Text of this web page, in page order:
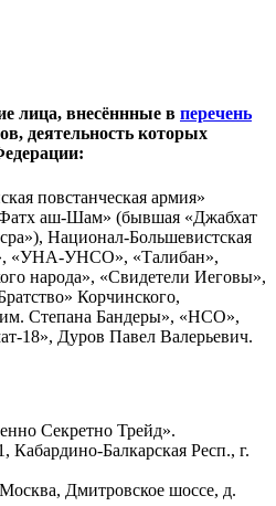
лица, внесённные в перечень
деятельность которых
повстанческая армия»
аш-Шам» (бывшая «Джабхат
Национал-Большевистская
«УНА-УНСО», «Талибан»,
народа», «Свидетели Иеговы»,
Корчинского,
Степана Бандеры», «НСО»,
18», Дуров Павел Валерьевич.
Секретно Трейд».
Балкарская Респ., г.
Дмитровское шоссе, д.